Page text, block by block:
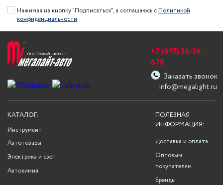
Нажимая на кнопку "Подписаться", я соглашаюсь сПолитикой
конфиденциальности
info@megalight.ru
+7 (495) 36-36-
678
Заказать звонок
ПОЛЕЗНАЯ
ИНФОРМАЦИЯ:
Доставка и оплата
Оптовым
покупателям
Бренды
КАТАЛОГ:
Инструмент
Автотовары
Электрика и свет
Автохимия